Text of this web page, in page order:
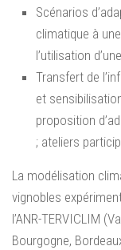
Scénarios
climatique à
l’utilisation
Transfert de
et
proposition
; ateliers
La modélisation
vignobles
l’ANR-TERVICLIM
Bourgogne,